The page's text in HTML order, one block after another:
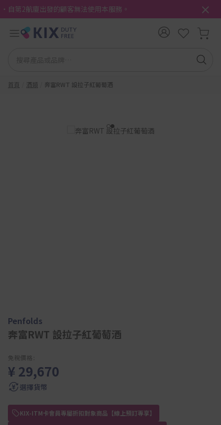
・自第2航廈出發的顧客無法使用本服務。
首頁 酒類 奔富RWT 設拉子紅葡萄酒
12
Penfolds
奔富RWT 設拉子紅葡萄酒
¥ 29,670
選擇貨幣
KIX-ITM卡會員專屬折扣對象商品【線上預訂專享】